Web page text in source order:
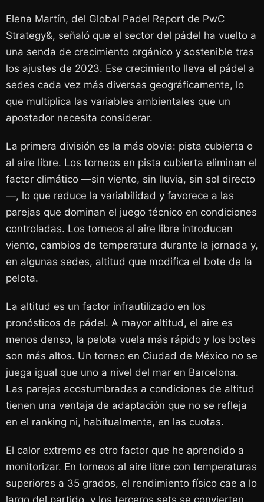
Elena Martín, del Global Padel Report de PwC
Strategy&, señaló que el sector del pádel ha vuelto a
una senda de crecimiento orgánico y sostenible tras
los ajustes de 2023. Ese crecimiento lleva el pádel a
sedes cada vez más diversas geográficamente, lo
que multiplica las variables ambientales que un
apostador necesita considerar.
La primera división es la más obvia: pista cubierta o
al aire libre. Los torneos en pista cubierta eliminan el
factor climático —sin viento, sin lluvia, sin sol directo
—, lo que reduce la variabilidad y favorece a las
parejas que dominan el juego técnico en condiciones
controladas. Los torneos al aire libre introducen
viento, cambios de temperatura durante la jornada y,
en algunas sedes, altitud que modifica el bote de la
pelota.
La altitud es un factor infrautilizado en los
pronósticos de pádel. A mayor altitud, el aire es
menos denso, la pelota vuela más rápido y los botes
son más altos. Un torneo en Ciudad de México no se
juega igual que uno a nivel del mar en Barcelona.
Las parejas acostumbradas a condiciones de altitud
tienen una ventaja de adaptación que no se refleja
en el ranking ni, habitualmente, en las cuotas.
El calor extremo es otro factor que he aprendido a
monitorizar. En torneos al aire libre con temperaturas
superiores a 35 grados, el rendimiento físico cae a lo
largo del partido, y los terceros sets se convierten